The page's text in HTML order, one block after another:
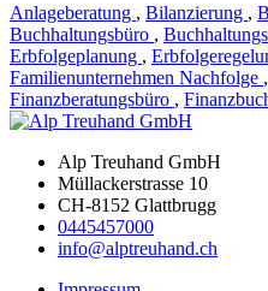
Anlageberatung , Bilanzierung ,
Buchhaltungsbüro ,
Erbfolgeplanung ,
Familienunternehmen Nachfolge ,
Finanzberatungsbüro ,
Alp Treuhand GmbH
Müllackerstrasse 10
CH-8152 Glattbrugg
0445457000
info@alptreuhand.ch